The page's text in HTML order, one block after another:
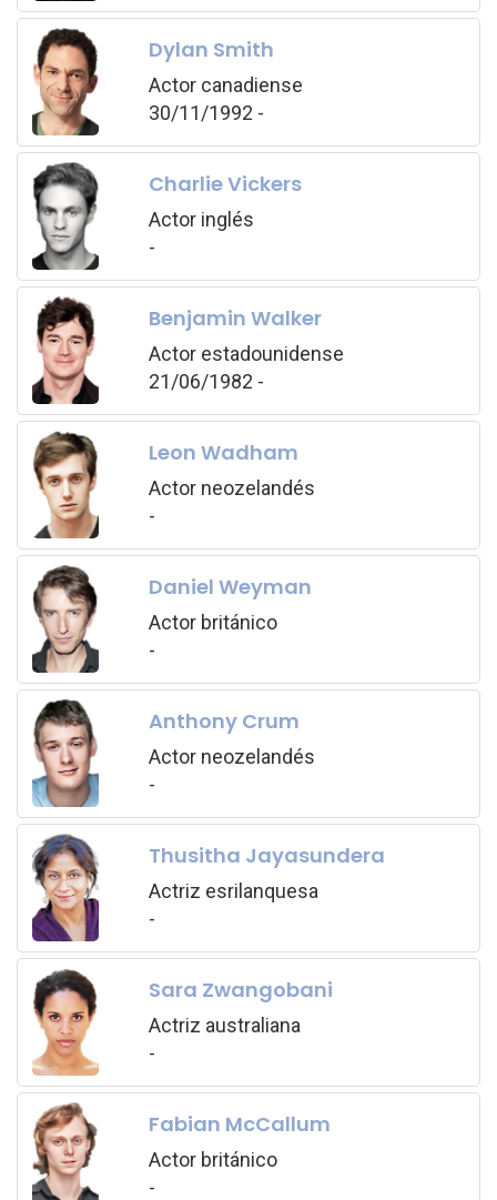
Dylan Smith
Actor canadiense
30/11/1992 -
Charlie Vickers
Actor inglés
-
Benjamin Walker
Actor estadounidense
21/06/1982 -
Leon Wadham
Actor neozelandés
-
Daniel Weyman
Actor británico
-
Anthony Crum
Actor neozelandés
-
Thusitha Jayasundera
Actriz esrilanquesa
-
Sara Zwangobani
Actriz australiana
-
Fabian McCallum
Actor británico
-